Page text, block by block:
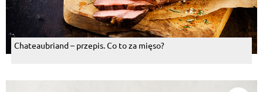
Chateaubriand – przepis. Co to za mięso?